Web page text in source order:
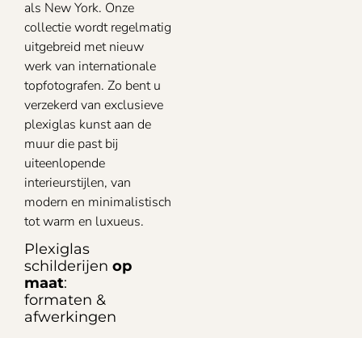
als New York. Onze
collectie wordt regelmatig
uitgebreid met nieuw
werk van internationale
topfotografen. Zo bent u
verzekerd van exclusieve
plexiglas kunst aan de
muur die past bij
uiteenlopende
interieurstijlen, van
modern en minimalistisch
tot warm en luxueus.
Plexiglas
schilderijen op
maat:
formaten &
afwerkingen